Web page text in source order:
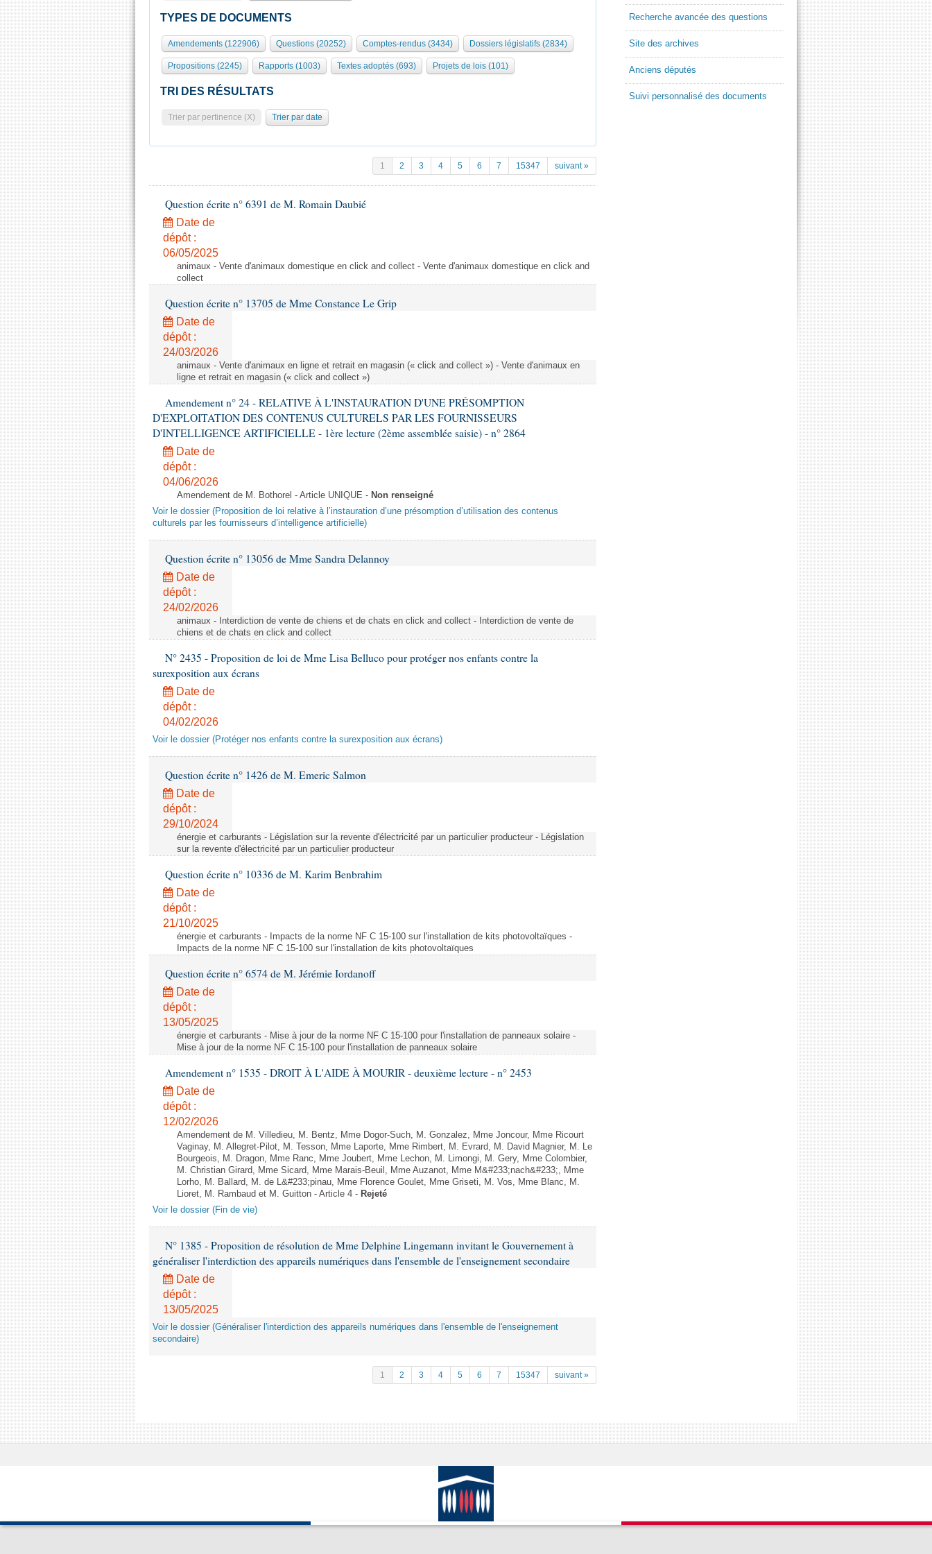
TYPES DE DOCUMENTS
Amendements (122906) Questions (20252) Comptes-rendus (3434) Dossiers législatifs (2834)
Propositions (2245) Rapports (1003) Textes adoptés (693) Projets de lois (101)
TRI DES RÉSULTATS
Trier par pertinence (X) Trier par date
1 2 3 4 5 6 7 15347 suivant »
Question écrite n° 6391 de M. Romain Daubié
Date de
dépôt :
06/05/2025
animaux - Vente d'animaux domestique en click and collect - Vente d'animaux domestique en click and
collect
Question écrite n° 13705 de Mme Constance Le Grip
Date de
dépôt :
24/03/2026
animaux - Vente d'animaux en ligne et retrait en magasin (« click and collect ») - Vente d'animaux en
ligne et retrait en magasin (« click and collect »)
Amendement n° 24 - RELATIVE À L'INSTAURATION D'UNE PRÉSOMPTION
D'EXPLOITATION DES CONTENUS CULTURELS PAR LES FOURNISSEURS
D'INTELLIGENCE ARTIFICIELLE - 1ère lecture (2ème assemblée saisie) - n° 2864
Date de
dépôt :
04/06/2026
Amendement de M. Bothorel - Article UNIQUE - Non renseigné
Voir le dossier (Proposition de loi relative à l’instauration d’une présomption d’utilisation des contenus
culturels par les fournisseurs d’intelligence artificielle)
Question écrite n° 13056 de Mme Sandra Delannoy
Date de
dépôt :
24/02/2026
animaux - Interdiction de vente de chiens et de chats en click and collect - Interdiction de vente de
chiens et de chats en click and collect
N° 2435 - Proposition de loi de Mme Lisa Belluco pour protéger nos enfants contre la
surexposition aux écrans
Date de
dépôt :
04/02/2026
Voir le dossier (Protéger nos enfants contre la surexposition aux écrans)
Question écrite n° 1426 de M. Emeric Salmon
Date de
dépôt :
29/10/2024
énergie et carburants - Législation sur la revente d'électricité par un particulier producteur - Législation
sur la revente d'électricité par un particulier producteur
Question écrite n° 10336 de M. Karim Benbrahim
Date de
dépôt :
21/10/2025
énergie et carburants - Impacts de la norme NF C 15-100 sur l'installation de kits photovoltaïques -
Impacts de la norme NF C 15-100 sur l'installation de kits photovoltaïques
Question écrite n° 6574 de M. Jérémie Iordanoff
Date de
dépôt :
13/05/2025
énergie et carburants - Mise à jour de la norme NF C 15-100 pour l'installation de panneaux solaire -
Mise à jour de la norme NF C 15-100 pour l'installation de panneaux solaire
Amendement n° 1535 - DROIT À L'AIDE À MOURIR - deuxième lecture - n° 2453
Date de
dépôt :
12/02/2026
Amendement de M. Villedieu, M. Bentz, Mme Dogor-Such, M. Gonzalez, Mme Joncour, Mme Ricourt
Vaginay, M. Allegret-Pilot, M. Tesson, Mme Laporte, Mme Rimbert, M. Evrard, M. David Magnier, M. Le
Bourgeois, M. Dragon, Mme Ranc, Mme Joubert, Mme Lechon, M. Limongi, M. Gery, Mme Colombier,
M. Christian Girard, Mme Sicard, Mme Marais-Beuil, Mme Auzanot, Mme M&#233;nach&#233;, Mme
Lorho, M. Ballard, M. de L&#233;pinau, Mme Florence Goulet, Mme Griseti, M. Vos, Mme Blanc, M.
Lioret, M. Rambaud et M. Guitton - Article 4 - Rejeté
Voir le dossier (Fin de vie)
N° 1385 - Proposition de résolution de Mme Delphine Lingemann invitant le Gouvernement à
généraliser l'interdiction des appareils numériques dans l'ensemble de l'enseignement secondaire
Date de
dépôt :
13/05/2025
Voir le dossier (Généraliser l'interdiction des appareils numériques dans l'ensemble de l'enseignement
secondaire)
1 2 3 4 5 6 7 15347 suivant »
Recherche avancée des questions
Site des archives
Anciens députés
Suivi personnalisé des documents